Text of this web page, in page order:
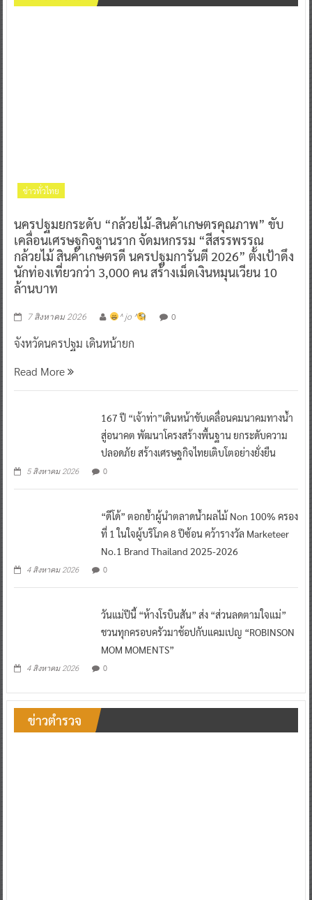
ข่าวทั่วไทย
นครปฐมยกระดับ “กล้วยไม้-สินค้าเกษตรคุณภาพ” ขับ
เคลื่อนเศรษฐกิจฐานราก จัดมหกรรม “สีสรรพรรณ
กล้วยไม้ สินค้าเกษตรดี นครปฐมการันตี 2026” ตั้งเป้าดึง
นักท่องเที่ยวกว่า 3,000 คน สร้างเม็ดเงินหมุนเวียน 10
ล้านบาท
7 สิงหาคม 2026 ^ jo ^ 0
จังหวัดนครปฐม เดินหน้ายก
Read More
167 ปี “เจ้าท่า”เดินหน้าขับเคลื่อนคมนาคมทางน้ำ
สู่อนาคต พัฒนาโครงสร้างพื้นฐาน ยกระดับความ
ปลอดภัย สร้างเศรษฐกิจไทยเติบโตอย่างยั่งยืน
5 สิงหาคม 2026 0
“ดีโด้” ตอกย้ำผู้นำตลาดน้ำผลไม้ Non 100% ครอง
ที่ 1 ในใจผู้บริโภค 8 ปีซ้อน คว้ารางวัล Marketeer
No.1 Brand Thailand 2025-2026
4 สิงหาคม 2026 0
วันแม่ปีนี้ “ห้างโรบินสัน” ส่ง “ส่วนลดตามใจแม่”
ชวนทุกครอบครัวมาช้อปกับแคมเปญ “ROBINSON
MOM MOMENTS”
4 สิงหาคม 2026 0
ข่าวตำรวจ